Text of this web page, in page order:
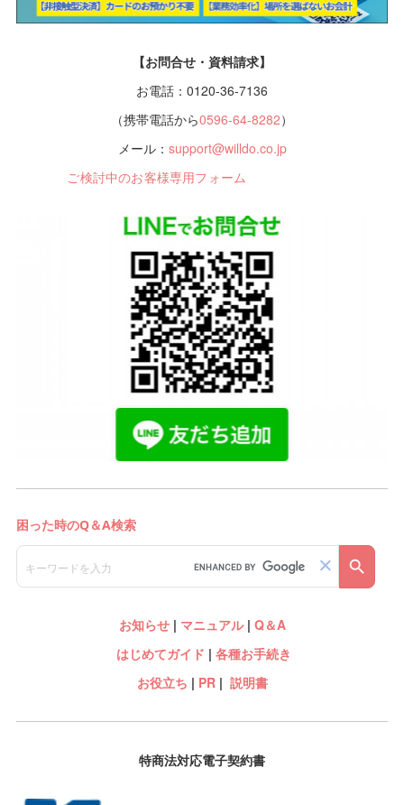
【お問合せ・資料請求】
お電話：0120-36-7136
（携帯電話から0596-64-8282）
メール： support@willdo.co.jp
ご検討中のお客様専用フォーム
お知らせ| マニュアル| Q＆A
はじめてガイド | 各種お手続き
お役立ち | PR| 説明書
特商法対応電子契約書